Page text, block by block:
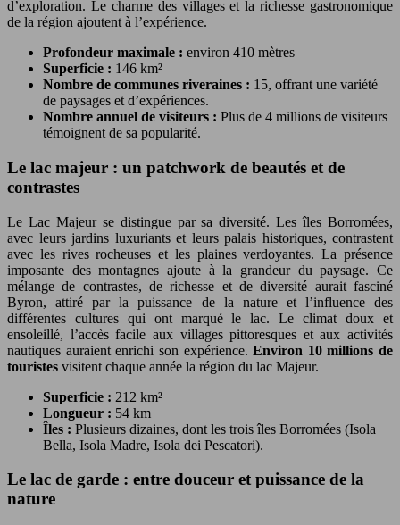
d’exploration. Le charme des villages et la richesse gastronomique
de la région ajoutent à l’expérience.
Profondeur maximale : environ 410 mètres
Superficie : 146 km²
Nombre de communes riveraines : 15, offrant une variété
de paysages et d’expériences.
Nombre annuel de visiteurs : Plus de 4 millions de visiteurs
témoignent de sa popularité.
Le lac majeur : un patchwork de beautés et de
contrastes
Le Lac Majeur se distingue par sa diversité. Les îles Borromées,
avec leurs jardins luxuriants et leurs palais historiques, contrastent
avec les rives rocheuses et les plaines verdoyantes. La présence
imposante des montagnes ajoute à la grandeur du paysage. Ce
mélange de contrastes, de richesse et de diversité aurait fasciné
Byron, attiré par la puissance de la nature et l’influence des
différentes cultures qui ont marqué le lac. Le climat doux et
ensoleillé, l’accès facile aux villages pittoresques et aux activités
nautiques auraient enrichi son expérience.Environ 10 millions de
touristes visitent chaque année la région du lac Majeur.
Superficie : 212 km²
Longueur : 54 km
Îles : Plusieurs dizaines, dont les trois îles Borromées (Isola
Bella, Isola Madre, Isola dei Pescatori).
Le lac de garde : entre douceur et puissance de la
nature